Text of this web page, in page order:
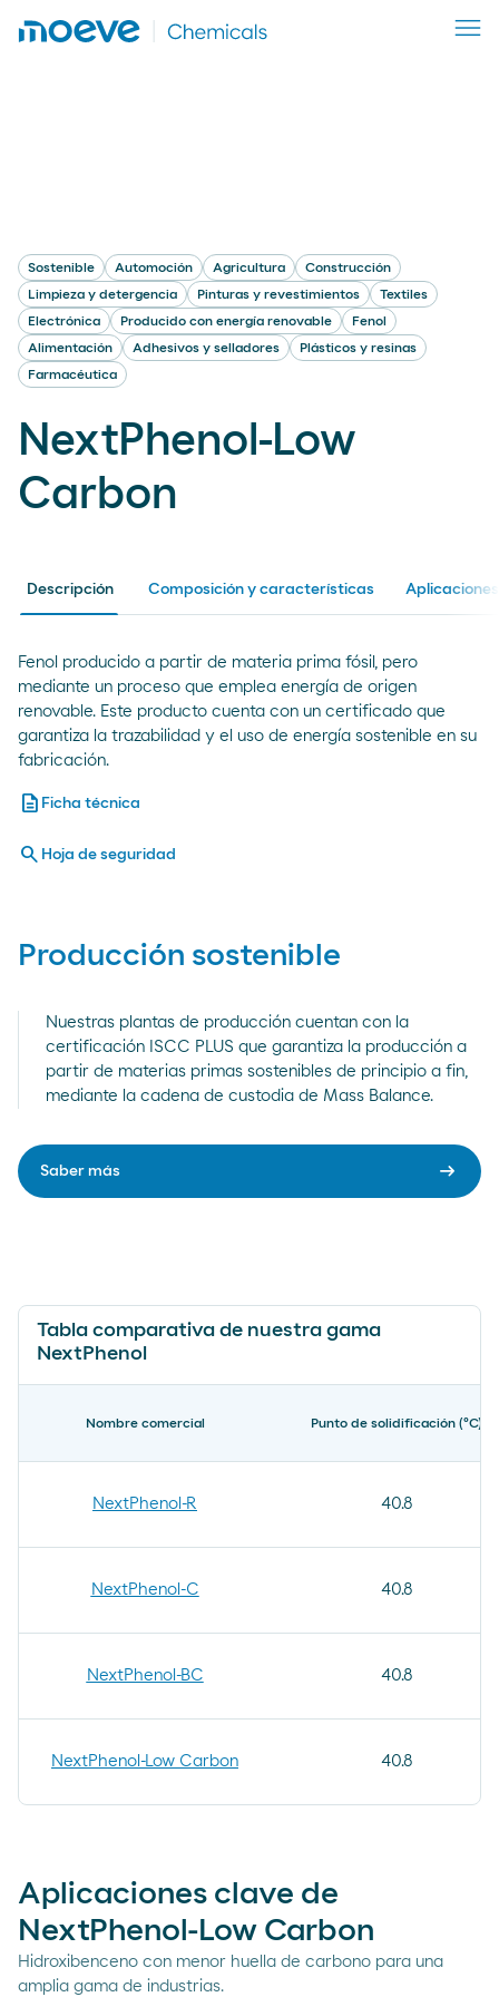
Sostenible Automoción Agricultura
Construcción
Limpieza y detergencia
Pinturas y revestimientos
Textiles
Electrónica
Producido con energía renovable
Fenol
Alimentación
Adhesivos y selladores
Plásticos y resinas
Farmacéutica
NextPhenol-Low
Carbon
Descripción Composición y características Aplicaciones
Fenol producido a partir de materia prima fósil, pero
mediante un proceso que emplea energía de origen
renovable. Este producto cuenta con un certificado que
garantiza la trazabilidad y el uso de energía sostenible en su
fabricación.
description Ficha técnica
search Hoja de seguridad
Producción sostenible
Nuestras plantas de producción cuentan con la
certificación ISCC PLUS que garantiza la producción a
partir de materias primas sostenibles de principio a fin,
mediante la cadena de custodia de Mass Balance.
Saber más arrow_right_alt
Tabla comparativa de nuestra gama
NextPhenol
Nombre comercial Punto de solidificación (ºC)
NextPhenol-R 40.8
NextPhenol-C 40.8
NextPhenol-BC 40.8
NextPhenol-Low Carbon 40.8
Aplicaciones clave de
NextPhenol-Low Carbon
Hidroxibenceno con menor huella de carbono para una
amplia gama de industrias.